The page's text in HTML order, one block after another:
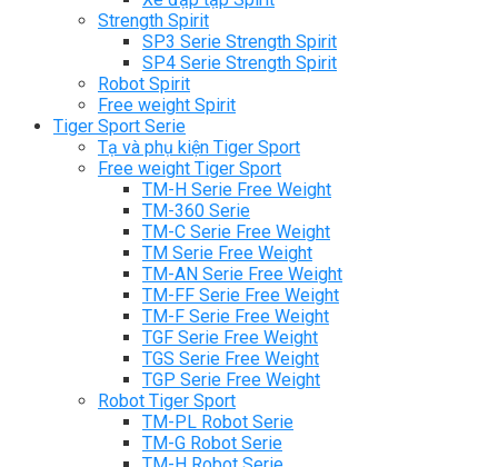
Strength Spirit
SP3 Serie Strength Spirit
SP4 Serie Strength Spirit
Robot Spirit
Free weight Spirit
Tiger Sport Serie
Tạ và phụ kiện Tiger Sport
Free weight Tiger Sport
TM-H Serie Free Weight
TM-360 Serie
TM-C Serie Free Weight
TM Serie Free Weight
TM-AN Serie Free Weight
TM-FF Serie Free Weight
TM-F Serie Free Weight
TGF Serie Free Weight
TGS Serie Free Weight
TGP Serie Free Weight
Robot Tiger Sport
TM-PL Robot Serie
TM-G Robot Serie